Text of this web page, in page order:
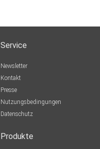
Service
Newsletter
Kontakt
Presse
Nutzungsbedingungen
Datenschutz
Produkte